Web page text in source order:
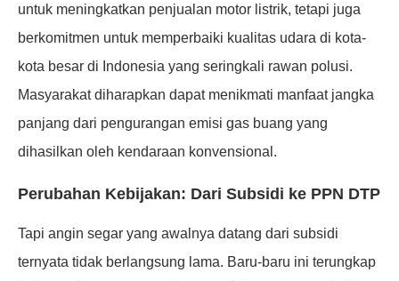
untuk meningkatkan penjualan motor listrik, tetapi juga
berkomitmen untuk memperbaiki kualitas udara di kota-
kota besar di Indonesia yang seringkali rawan polusi.
Masyarakat diharapkan dapat menikmati manfaat jangka
panjang dari pengurangan emisi gas buang yang
dihasilkan oleh kendaraan konvensional.
Perubahan Kebijakan: Dari Subsidi ke PPN DTP
Tapi angin segar yang awalnya datang dari subsidi
ternyata tidak berlangsung lama. Baru-baru ini terungkap